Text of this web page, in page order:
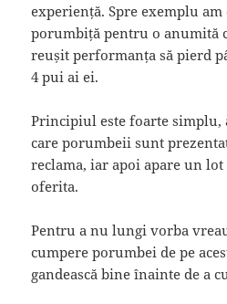
experiență. Spre exemplu
porumbiță pentru o anumită
reușit performanța să pierd
4 pui ai ei.
Principiul este foarte
care porumbeii sunt
reclama, iar apoi apare un
oferita.
Pentru a nu lungi vorba
cumpere porumbei de pe
gandească bine înainte de a